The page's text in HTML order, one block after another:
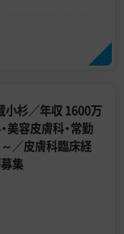
小杉／年収 1600万
美容皮膚科・常勤
／皮膚科臨床経
集